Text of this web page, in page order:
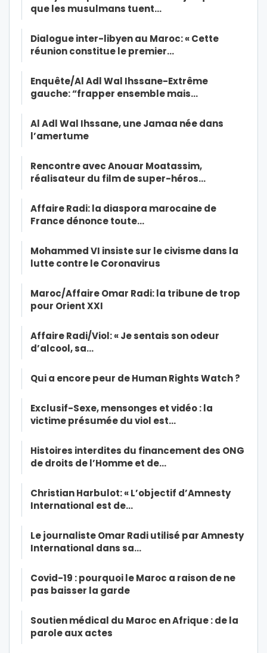
que les musulmans tuent…
Dialogue inter-libyen au Maroc: « Cette
réunion constitue le premier…
Enquête/Al Adl Wal Ihssane-Extrême
gauche: “frapper ensemble mais…
Al Adl Wal Ihssane, une Jamaa née dans
l’amertume
Rencontre avec Anouar Moatassim,
réalisateur du film de super-héros…
Affaire Radi: la diaspora marocaine de
France dénonce toute…
Mohammed VI insiste sur le civisme dans la
lutte contre le Coronavirus
Maroc/Affaire Omar Radi: la tribune de trop
pour Orient XXI
Affaire Radi/Viol: « Je sentais son odeur
d’alcool, sa…
Qui a encore peur de Human Rights Watch ?
Exclusif-Sexe, mensonges et vidéo : la
victime présumée du viol est…
Histoires interdites du financement des ONG
de droits de l’Homme et de…
Christian Harbulot: « L’objectif d’Amnesty
International est de…
Le journaliste Omar Radi utilisé par Amnesty
International dans sa…
Covid-19 : pourquoi le Maroc a raison de ne
pas baisser la garde
Soutien médical du Maroc en Afrique : de la
parole aux actes